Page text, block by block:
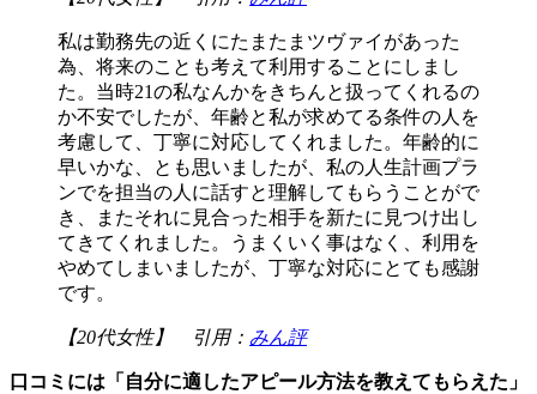
私は勤務先の近くにたまたまツヴァイがあった
為、将来のことも考えて利用することにしまし
た。当時21の私なんかをきちんと扱ってくれるの
か不安でしたが、年齢と私が求めてる条件の人を
考慮して、丁寧に対応してくれました。年齢的に
早いかな、とも思いましたが、私の人生計画プラ
ンでを担当の人に話すと理解してもらうことがで
き、またそれに見合った相手を新たに見つけ出し
てきてくれました。うまくいく事はなく、利用を
やめてしまいましたが、丁寧な対応にとても感謝
です。
【20代女性】 引用： みん評
口コミには「自分に適したアピール方法を教えてもらえた」